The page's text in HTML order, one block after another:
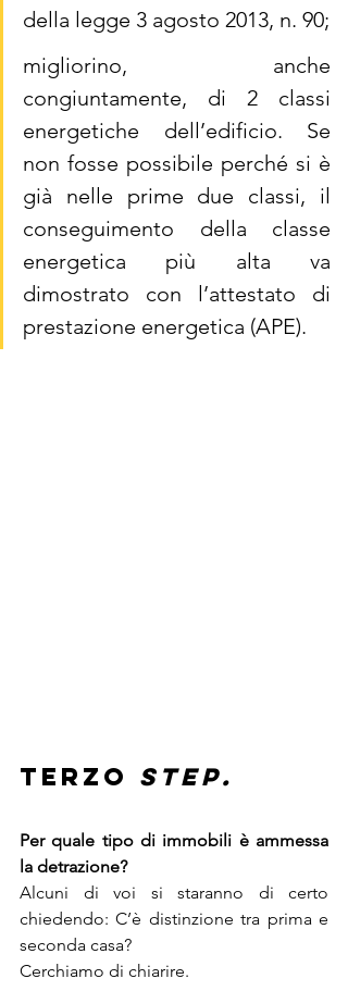
della legge 3 agosto 2013, n. 90;
migliorino, anche
congiuntamente, di 2 classi
energetiche dell’edificio. Se
non fosse possibile perché si è
già nelle prime due classi, il
conseguimento della classe
energetica più alta va
dimostrato con l’attestato di
prestazione energetica (APE).
Terzo step.
Per quale tipo di immobili è ammessa
la detrazione?
Alcuni di voi si staranno di certo
chiedendo: C’è distinzione tra prima e
seconda casa?
Cerchiamo di chiarire.